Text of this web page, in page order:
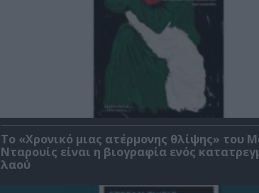
Το «Χρονικό μιας ατέρμονης θλίψης» του
Νταρουίς είναι η βιογραφία ενός
λαού